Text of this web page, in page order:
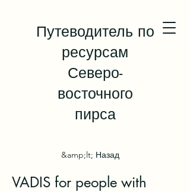
Путеводитель по
ресурсам
Северо-
восточного
пирса
&amp;lt; Назад
VADIS for people with